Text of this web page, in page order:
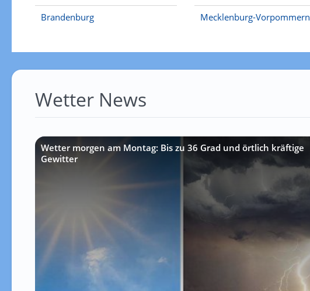
Brandenburg
Mecklenburg-Vorpommern
Wetter News
Wetter morgen am Montag: Bis zu 36 Grad und örtlich kräftige
Gewitter